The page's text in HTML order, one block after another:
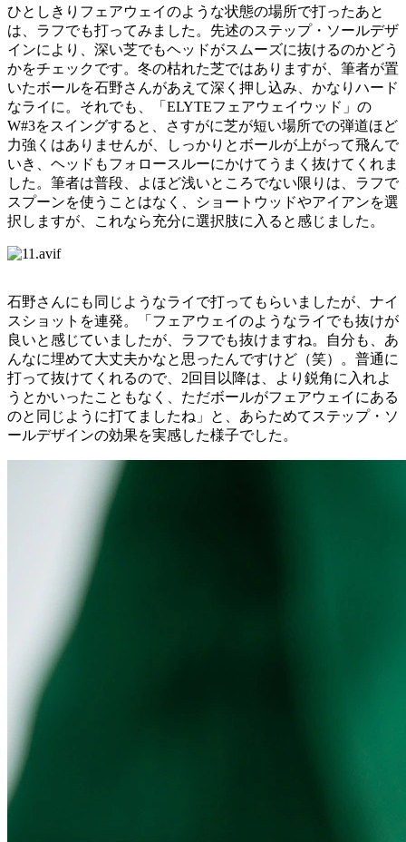
ひとしきりフェアウェイのような状態の場所で打ったあと
は、ラフでも打ってみました。先述のステップ・ソールデザ
インにより、深い芝でもヘッドがスムーズに抜けるのかどう
かをチェックです。冬の枯れた芝ではありますが、筆者が置
いたボールを石野さんがあえて深く押し込み、かなりハード
なライに。それでも、「ELYTEフェアウェイウッド」の
W#3をスイングすると、さすがに芝が短い場所での弾道ほど
力強くはありませんが、しっかりとボールが上がって飛んで
いき、ヘッドもフォロースルーにかけてうまく抜けてくれま
した。筆者は普段、よほど浅いところでない限りは、ラフで
スプーンを使うことはなく、ショートウッドやアイアンを選
択しますが、これなら充分に選択肢に入ると感じました。
石野さんにも同じようなライで打ってもらいましたが、ナイ
スショットを連発。「フェアウェイのようなライでも抜けが
良いと感じていましたが、ラフでも抜けますね。自分も、あ
んなに埋めて大丈夫かなと思ったんですけど（笑）。普通に
打って抜けてくれるので、2回目以降は、より鋭角に入れよ
うとかいったこともなく、ただボールがフェアウェイにある
のと同じように打てましたね」と、あらためてステップ・ソ
ールデザインの効果を実感した様子でした。